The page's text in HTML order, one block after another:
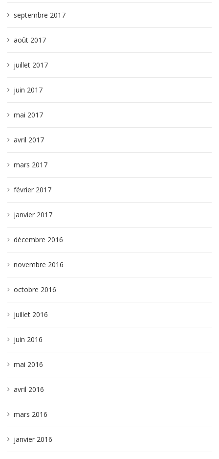
septembre 2017
août 2017
juillet 2017
juin 2017
mai 2017
avril 2017
mars 2017
février 2017
janvier 2017
décembre 2016
novembre 2016
octobre 2016
juillet 2016
juin 2016
mai 2016
avril 2016
mars 2016
janvier 2016